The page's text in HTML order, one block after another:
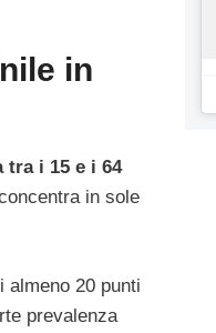
in
i 15 e i 64
in sole
almeno 20 punti
prevalenza